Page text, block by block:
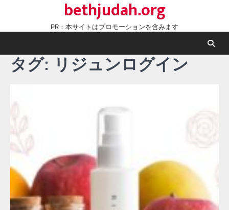
content
bethjudah.org
PR：本サイトはプロモーションを含みます
タグ: リジュンログイン